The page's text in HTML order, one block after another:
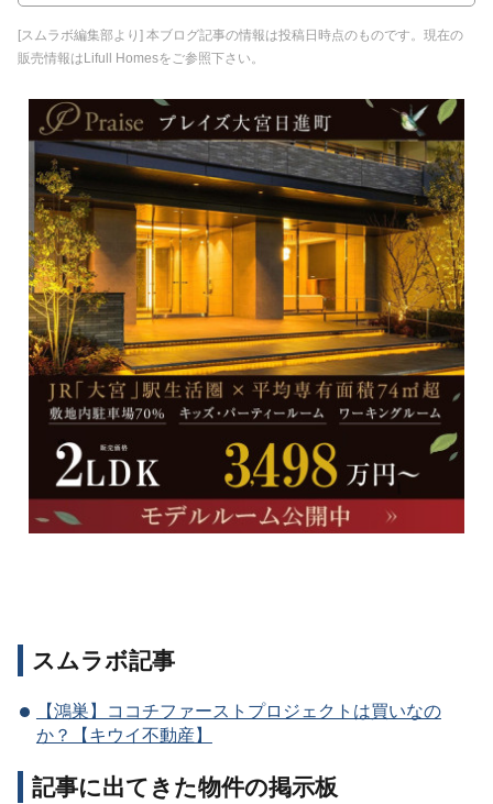
[スムラボ編集部より] 本ブログ記事の情報は投稿日時点のものです。現在の
販売情報はLifull Homesをご参照下さい。
スムラボ記事
【鴻巣】ココチファーストプロジェクトは買いなの
か？【キウイ不動産】
記事に出てきた物件の掲示板